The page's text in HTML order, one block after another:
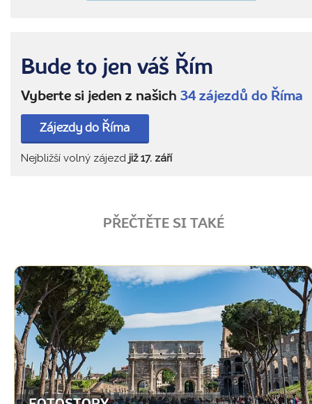
Bude to jen váš Řím
Vyberte si jeden z našich 34 zájezdů do Říma
Zájezdy do Říma
Nejbližší volný zájezd již 17. září
PŘEČTĚTE SI TAKÉ